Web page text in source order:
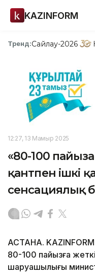
KAZINFORM
Тренд:Сайлау-2026
12:27, 13 Мамыр 2025
«80-100
қантпен ішкі
сенсациялық
АСТАНА. KAZINFORM
80-100 пайызға
шаруашылығы